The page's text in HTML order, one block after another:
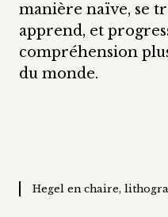
manière naïve, se
apprend, et
compréhension
du monde.
Hegel en chaire,